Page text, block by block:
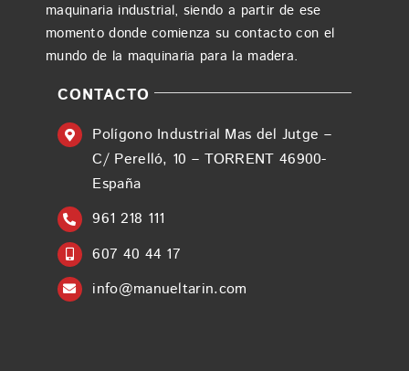
maquinaria industrial, siendo a partir de ese
momento donde comienza su contacto con el
mundo de la maquinaria para la madera.
CONTACTO
Polígono Industrial Mas del Jutge –
C/ Perelló, 10 – TORRENT 46900-
España
961 218 111
607 40 44 17
info@manueltarin.com